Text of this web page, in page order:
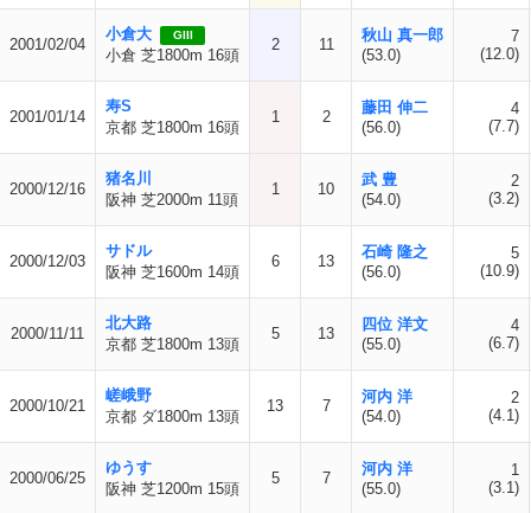
2001/02/04
小倉大 GIII
小倉 芝1800m 16頭
2 11
秋山 真一郎
(53.0)
7
(12.0)
2001/01/14
寿S
京都 芝1800m 16頭
1 2
藤田 伸二
(56.0)
4
(7.7)
2000/12/16
猪名川
阪神 芝2000m 11頭
1 10
武 豊
(54.0)
2
(3.2)
2000/12/03
サドル
阪神 芝1600m 14頭
6 13
石崎 隆之
(56.0)
5
(10.9)
2000/11/11
北大路
京都 芝1800m 13頭
5 13
四位 洋文
(55.0)
4
(6.7)
2000/10/21
嵯峨野
京都 ダ1800m 13頭
13 7
河内 洋
(54.0)
2
(4.1)
2000/06/25
ゆうす
阪神 芝1200m 15頭
5 7
河内 洋
(55.0)
1
(3.1)